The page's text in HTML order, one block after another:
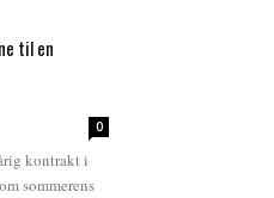
til en
0
kontrakt i
sommerens